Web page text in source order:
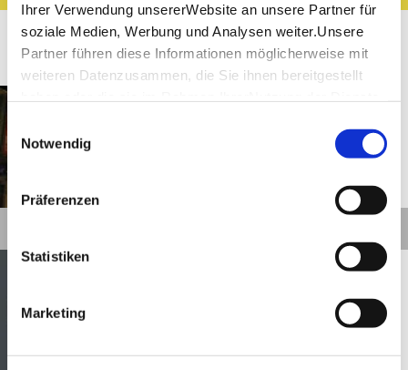
Ihrer Verwendung unsererWebsite an unsere Partner für
soziale Medien, Werbung und Analysen weiter.Unsere
Partner führen diese Informationen möglicherweise mit
weiteren Datenzusammen, die Sie ihnen bereitgestellt
Impressum
Notwendig
Präferenzen
Statistiken
Marketing
32Ergebnisse